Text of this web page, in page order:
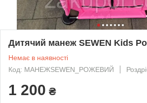
Дитячий манеж SEWEN Kids
Немає в наявності
Код: МАНЕЖSEWEN_РОЖЕВИЙ
1 200 ₴